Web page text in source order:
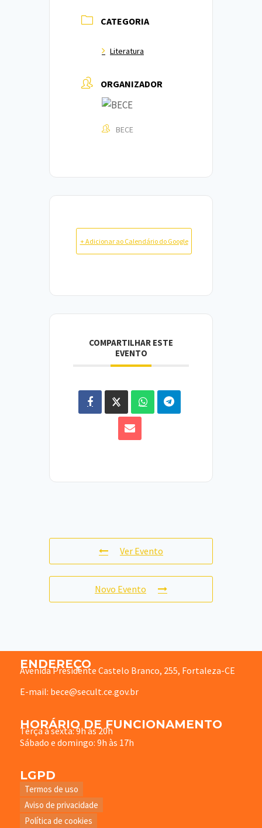
CATEGORIA
Literatura
ORGANIZADOR
BECE
+ Adicionar ao Calendário do Google
COMPARTILHAR ESTE
EVENTO
Ver Evento
Novo Evento
ENDEREÇO
Avenida Presidente Castelo Branco, 255, Fortaleza-CE
E-mail: bece@secult.ce.gov.br
HORÁRIO DE FUNCIONAMENTO
Terça à sexta: 9h às 20h
Sábado e domingo: 9h às 17h
LGPD
Termos de uso
Aviso de privacidade
Política de cookies